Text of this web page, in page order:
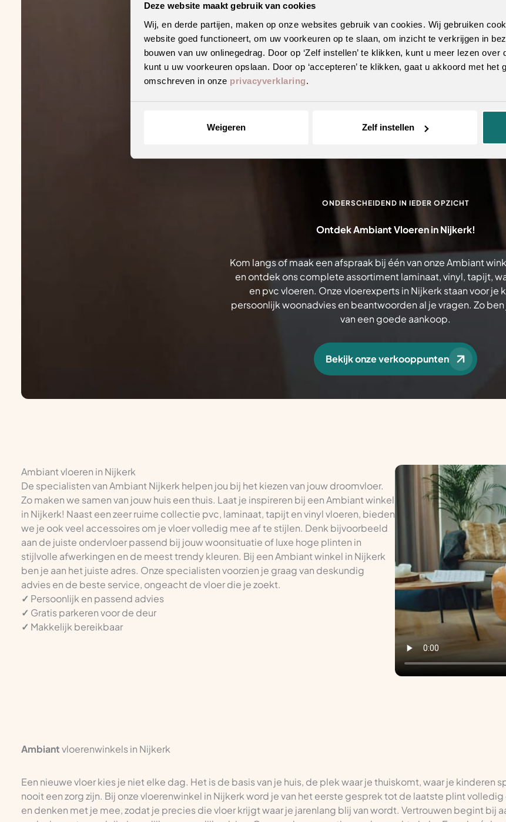
Deze website maakt gebruik van cookies
Wij, en derde partijen, maken op onze websites gebruik van cookies. Wij gebruiken
website goed functioneert, om uw voorkeuren op te slaan, om inzicht te verkrijgen in
bouwen van uw onlinegedrag. Door op ‘Zelf instellen’ te klikken, kunt u meer lezen
kunt u uw voorkeuren opslaan. Door op ‘accepteren’ te klikken, gaat u akkoord met het
omschreven in onze privacyverklaring.
Weigeren Zelf instellen
ONDERSCHEIDEND IN IEDER OPZICHT
Ontdek Ambiant Vloeren in Nijkerk!
Kom langs of maak een afspraak bij één van onze Ambiant
en ontdek ons complete assortiment laminaat, vinyl, tapijt,
en pvc vloeren. Onze vloerexperts in Nijkerk staan voor je
persoonlijk woonadvies en beantwoorden al je vragen. Zo
van een goede aankoop.
Bekijk onze verkooppunten
Ambiant vloeren in Nijkerk
De specialisten van Ambiant Nijkerk helpen jou bij het kiezen van jouw droomvloer.
Zo maken we samen van jouw huis een thuis. Laat je inspireren bij een Ambiant winkel
in Nijkerk! Naast een zeer ruime collectie pvc, laminaat, tapijt en vinyl vloeren, bieden
we je ook veel accessoires om je vloer volledig mee af te stijlen. Denk bijvoorbeeld
aan de juiste ondervloer passend bij jouw woonsituatie of luxe hoge plinten in
stijlvolle afwerkingen en de meest trendy kleuren. Bij een Ambiant winkel in Nijkerk
ben je aan het juiste adres. Onze specialisten voorzien je graag van deskundig
advies en de beste service, ongeacht de vloer die je zoekt.
✓ Persoonlijk en passend advies
✓ Gratis parkeren voor de deur
✓ Makkelijk bereikbaar
Ambiantvloerenwinkels in Nijkerk
Een nieuwe vloer kies je niet elke dag. Het is de basis van je huis, de plek waar je thuiskomt, waar je kinderen
nooit een zorg zijn. Bij onze vloerenwinkel in Nijkerk word je van het eerste gesprek tot de laatste plint
en denken met je mee, zodat je precies die vloer krijgt waar je jarenlang blij van wordt. Vertrouwen begint bij